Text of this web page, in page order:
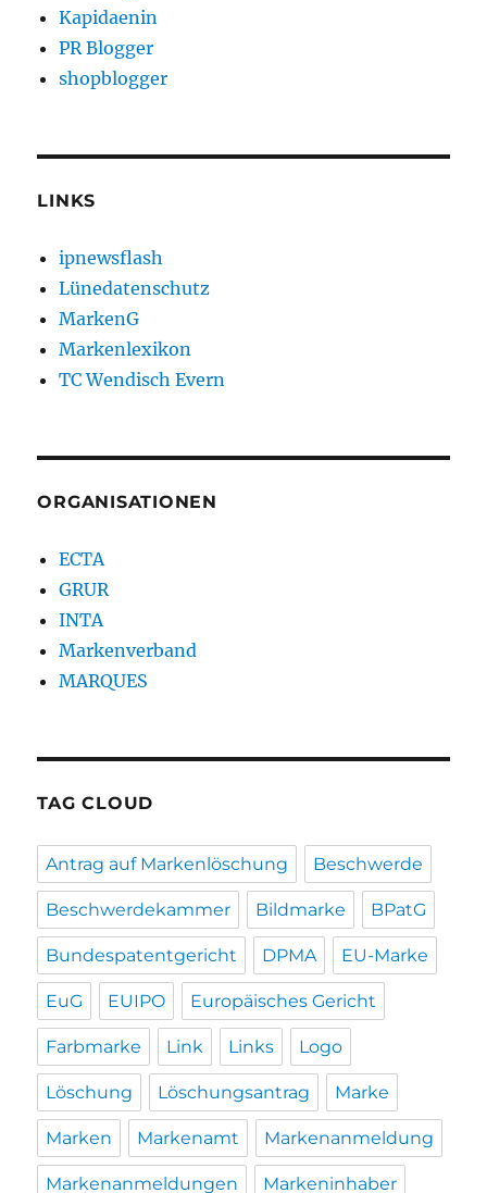
Kapidaenin
PR Blogger
shopblogger
LINKS
ipnewsflash
Lünedatenschutz
MarkenG
Markenlexikon
TC Wendisch Evern
ORGANISATIONEN
ECTA
GRUR
INTA
Markenverband
MARQUES
TAG CLOUD
Antrag auf Markenlöschung Beschwerde
Beschwerdekammer Bildmarke BPatG
Bundespatentgericht DPMA EU-Marke
EuG EUIPO Europäisches Gericht
Farbmarke Link Links Logo
Löschung Löschungsantrag Marke
Marken Markenamt Markenanmeldung
Markenanmeldungen Markeninhaber